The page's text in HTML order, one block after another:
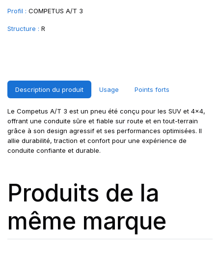
Profil : COMPETUS A/T 3
Structure : R
Description du produit Usage Points forts
Le Competus A/T 3 est un pneu été conçu pour les SUV et 4x4,
offrant une conduite sûre et fiable sur route et en tout-terrain
grâce à son design agressif et ses performances optimisées. Il
allie durabilité, traction et confort pour une expérience de
conduite confiante et durable.
Produits de la
même marque